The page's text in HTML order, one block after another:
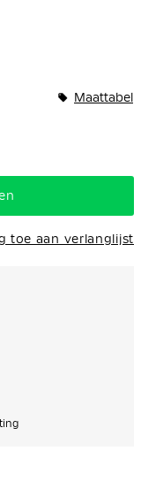
Maattabel
toe aan verlanglijst